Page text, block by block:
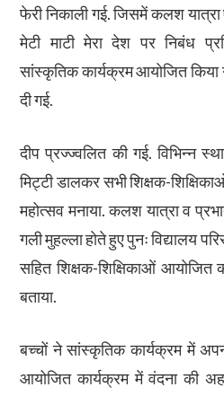
फेरी निकाली गई. जिसमें कलश यात्रा
मेटी माटी मेरा देश पर निबंध
सांस्कृतिक कार्यक्रम आयोजित किया
दी गई.
दीप प्रज्ज्वलित की गई. विभिन्न
मिट्टी डालकर सभी शिक्षक-
महोत्सव मनाया. कलश यात्रा व
गली मुहल्ला होते हुए पुनः विद्यालय
सहित शिक्षक-शिक्षिकाओं आयोजित
बताया.
बच्चों ने सांस्कृतिक कार्यक्रम में
आयोजित कार्यक्रम में वंदना की